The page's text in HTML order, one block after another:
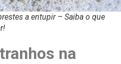
a entupir – Saiba o que
na